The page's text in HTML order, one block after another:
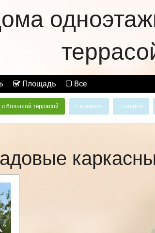
Площадь Все
с большой террасой с эркером с сауной